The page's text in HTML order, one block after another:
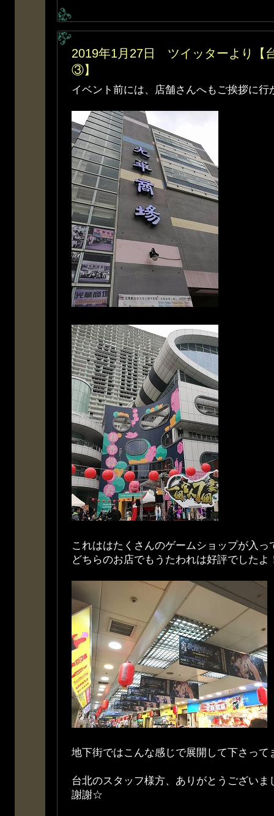
2019年1月27日 ツイッターより【
③】
イベント前には、店舗さんへもご挨拶に
これははたくさんのゲームショップが入っ
どちらのお店でもうたわれは好評でしたよ
地下街ではこんな感じで展開して下さって
台北のスタッフ様方、ありがとうございま
謝謝☆